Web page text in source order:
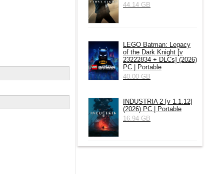
44.14 GB
LEGO Batman: Legacy
of the Dark Knight [v
23222834 + DLCs] (2026)
PC | Portable
40.00 GB
INDUSTRIA 2 [v 1.1.12]
(2026) РС | Portable
16.94 GB